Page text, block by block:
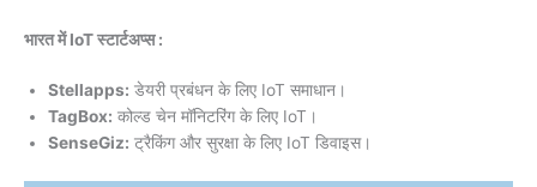
भारत में IoT स्टार्टअप्स :
Stellapps: डेयरी प्रबंधन के लिए IoT समाधान।
TagBox: कोल्ड चेन मॉनिटरिंग के लिए IoT।
SenseGiz: ट्रैकिंग और सुरक्षा के लिए IoT डिवाइस।